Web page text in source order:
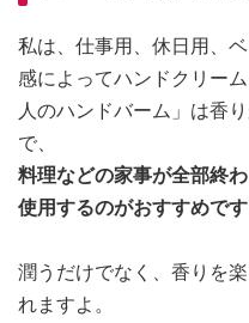
私は、仕事用、休日用、
感によってハンドクリー
人のハンドバーム」は香
で、
料理などの家事が全部終
使用するのがおすすめです
潤うだけでなく、香りを
れますよ。